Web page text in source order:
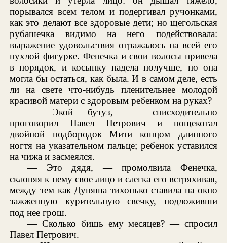
порывался всем телом и подергивал ручонками,
как это делают все здоровые дети; но щегольская
рубашечка видимо на него подействовала:
выражение удовольствия отражалось на всей его
пухлой фигурке. Фенечка и свои волосы привела
в порядок, и косынку надела получше, но она
могла бы остаться, как была. И в самом деле, есть
ли на свете что-нибудь пленительнее молодой
красивой матери с здоровым ребенком на руках?
— Экой бутуз, — снисходительно
проговорил Павел Петрович и пощекотал
двойной подбородок Мити концом длинного
ногтя на указательном пальце; ребенок уставился
на чижа и засмеялся.
— Это дядя, — промолвила Фенечка,
склоняя к нему свое лицо и слегка его встряхивая,
между тем как Дуняша тихонько ставила на окно
зажженную курительную свечку, подложивши
под нее грош.
— Сколько бишь ему месяцев? — спросил
Павел Петрович.